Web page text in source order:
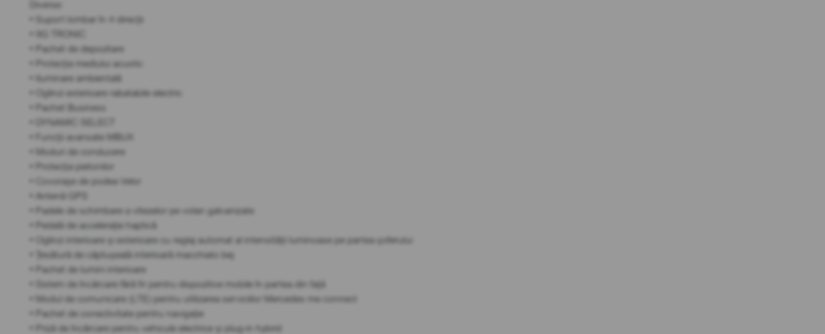
Diverse:
• Suport lombar în 4 direcții
• 9G TRONIC
• Pachet de depozitare
• Protecția mediului acustic
• Iluminare ambientală
• Oglinzi exterioare rabatabile electric
• Pachet Business
• DYNAMIC SELECT
• Funcții avansate MBUX
• Moduri de conducere
• Protecția pietonilor
• Covorașe de podea Velor
• Antenă GPS
• Padele de schimbare a vitezelor pe volan galvanizate
• Pedală de accelerație haptică
• Oglinzi interioare și exterioare cu reglaj automat al intensității luminoase pe partea șoferului
• Țesătură de căptușeală interioară macchiato bej
• Pachet de lumini interioare
• Sistem de încărcare fără fir pentru dispozitive mobile în partea din față
• Modul de comunicare (LTE) pentru utilizarea serviciilor Mercedes me connect
• Pachet de conectivitate pentru navigație
• Priză de încărcare pentru vehicule electrice și plug-in hybrid